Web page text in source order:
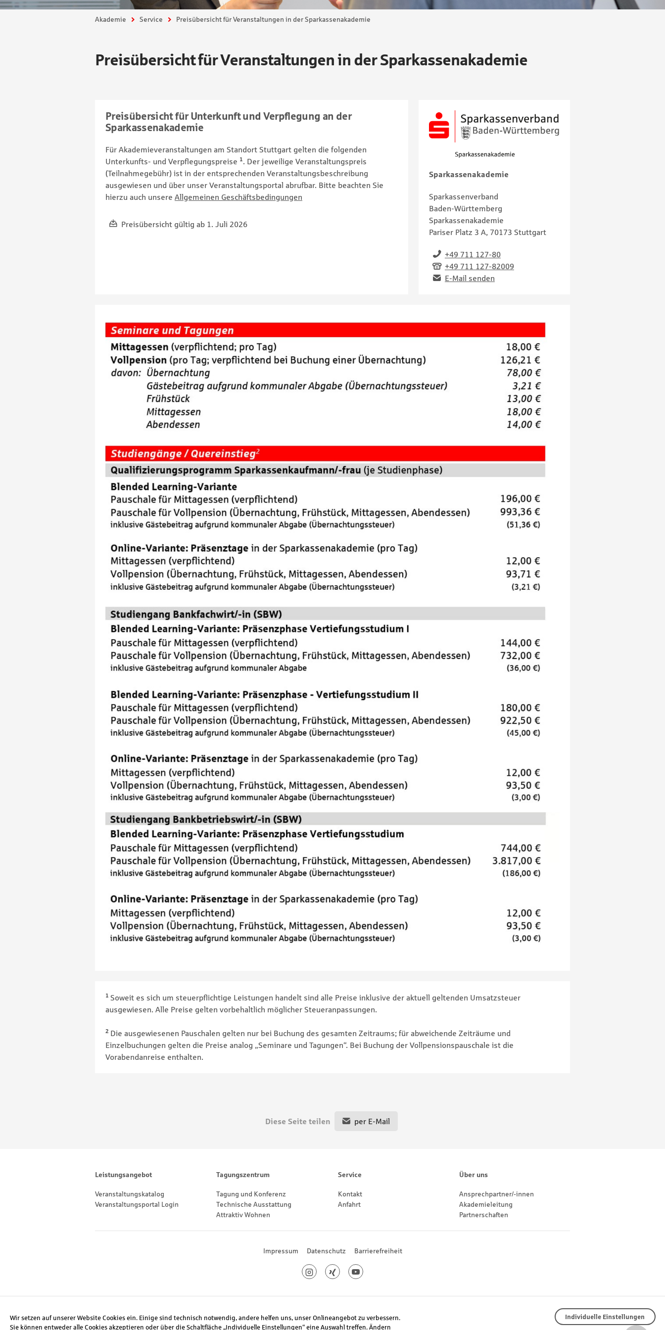
Akademie Service Preisübersicht für Veranstaltungen in der Sparkassenakademie
Preisübersicht für Veranstaltungen in der Sparkassenakademie
Preisübersicht für Unterkunft und Verpflegung an der
Sparkassenakademie
Für Akademieveranstaltungen am Standort Stuttgart gelten die folgenden
Unterkunfts- und Verpflegungspreise 1
. Der jeweilige Veranstaltungspreis
(Teilnahmegebühr) ist in der entsprechenden Veranstaltungsbeschreibung
ausgewiesen und über unser Veranstaltungsportal abrufbar. Bitte beachten Sie
hierzu auch unsere Allgemeinen Geschäftsbedingungen
Preisübersicht gültig ab 1. Juli 2026
Sparkassenakademie
Sparkassenverband
Baden-Württemberg
Sparkassenakademie
Pariser Platz 3 A, 70173 Stuttgart
Telefon +49 711 127-80
Fax +49 711 127-82009
Email E-Mail senden
1 Soweit es sich um steuerpflichtige Leistungen handelt sind alle Preise inklusive der aktuell geltenden Umsatzsteuer
ausgewiesen. Alle Preise gelten vorbehaltlich möglicher Steueranpassungen.
2 Die ausgewiesenen Pauschalen gelten nur bei Buchung des gesamten Zeitraums; für abweichende Zeiträume und
Einzelbuchungen gelten die Preise analog „Seminare und Tagungen“. Bei Buchung der Vollpensionspauschale ist die
Vorabendanreise enthalten.
Diese Seite teilen per E-Mail
Leistungsangebot
Veranstaltungskatalog
Veranstaltungsportal Login
Tagungszentrum
Tagung und Konferenz
Technische Ausstattung
Attraktiv Wohnen
Service
Kontakt
Anfahrt
Über uns
Ansprechpartner/-innen
Akademieleitung
Partnerschaften
Impressum Datenschutz
Barrierefreiheit
InstagramXing Youtube
Wir setzen auf unserer Website Cookies ein. Einige sind technisch notwendig, andere helfen uns, unser Onlineangebot zu verbessern.
Sie können entweder alle Cookies akzeptieren oder über die Schaltfläche „Individuelle Einstellungen“ eine Auswahl treffen. Ändern
Individuelle Einstellungen